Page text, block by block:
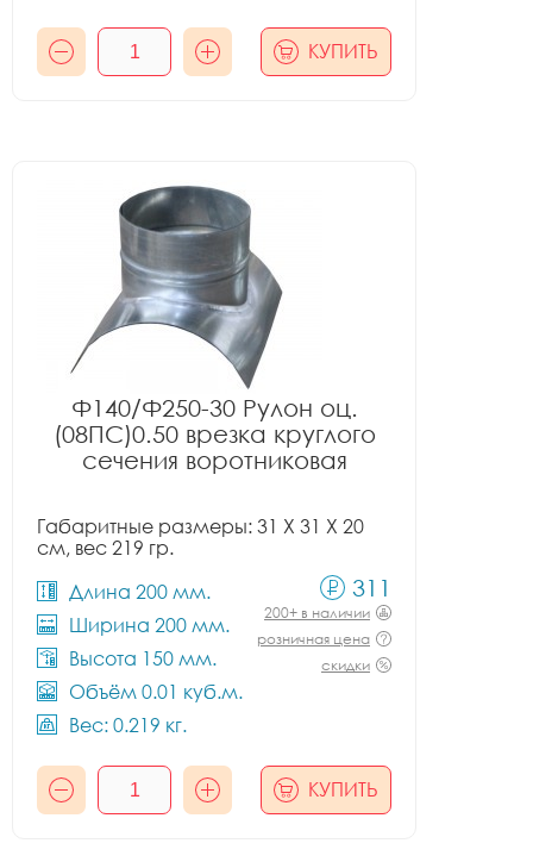
КУПИТЬ
Ф140/Ф250-30 Рулон оц.
(08ПС)0.50 врезка круглого
сечения воротниковая
Габаритные размеры: 31 X 31 X 20
см, вес 219 гр.
Длина 200 мм.
Ширина 200 мм.
Высота 150 мм.
Объём 0.01 куб.м.
Вес: 0.219 кг.
311
200+ в наличии
розничная цена
скидки
КУПИТЬ